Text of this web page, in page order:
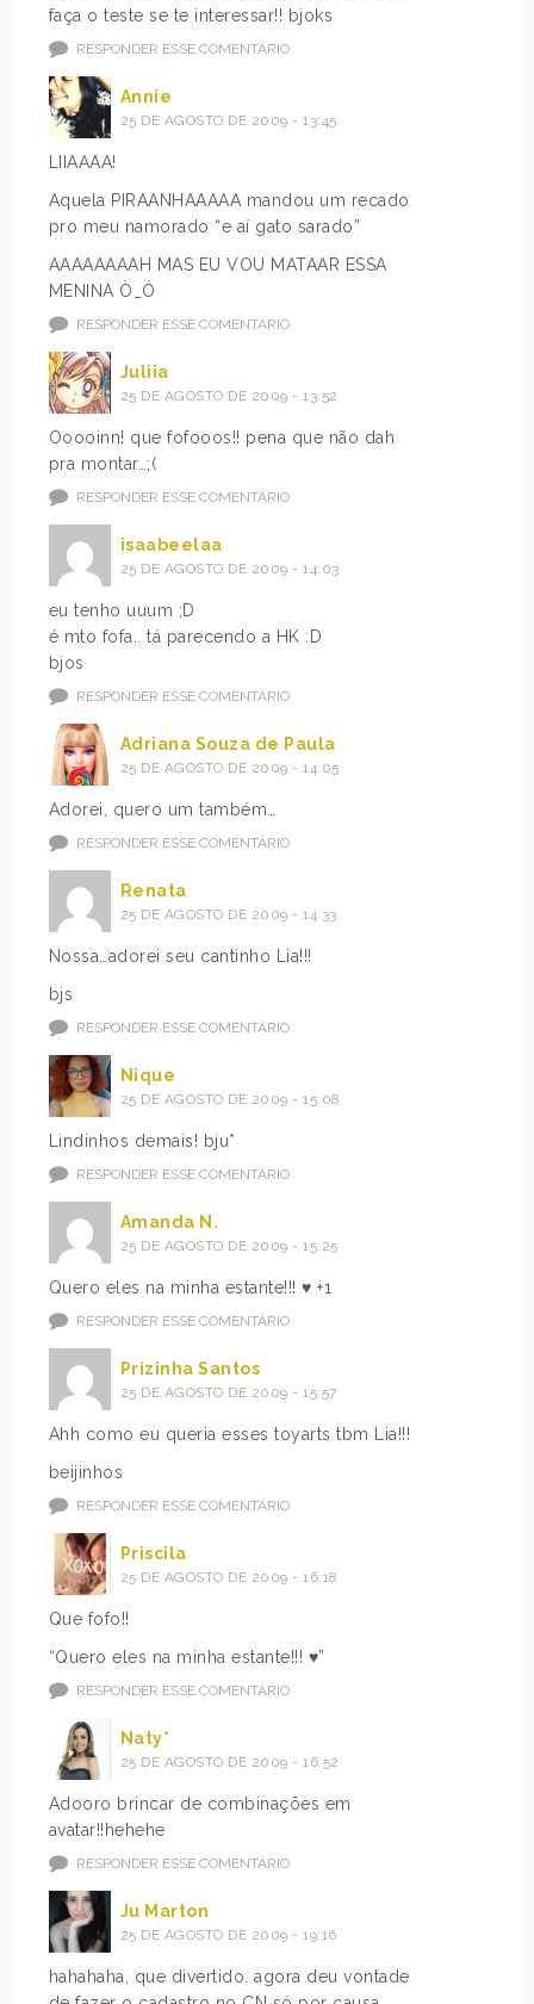
faça o teste se te interessar!! bjoks
RESPONDER ESSE COMENTÁRIO
Annie
25 DE AGOSTO DE 2009 - 13:45
LIIAAAA!
Aquela PIRAANHAAAAA mandou um recado
pro meu namorado “e aí gato sarado”
AAAAAAAAH MAS EU VOU MATAAR ESSA
MENINA Ò_Ó
RESPONDER ESSE COMENTÁRIO
Juliia
25 DE AGOSTO DE 2009 - 13:52
Ooooinn! que fofooos!! pena que não dah
pra montar…;(
RESPONDER ESSE COMENTÁRIO
isaabeelaa
25 DE AGOSTO DE 2009 - 14:03
eu tenho uuum ;D
é mto fofa.. tá parecendo a HK :D
bjos
RESPONDER ESSE COMENTÁRIO
Adriana Souza de Paula
25 DE AGOSTO DE 2009 - 14:05
Adorei, quero um também…
RESPONDER ESSE COMENTÁRIO
Renata
25 DE AGOSTO DE 2009 - 14:33
Nossa…adorei seu cantinho Lia!!!
bjs
RESPONDER ESSE COMENTÁRIO
Nique
25 DE AGOSTO DE 2009 - 15:08
Lindinhos demais! bju*
RESPONDER ESSE COMENTÁRIO
Amanda N.
25 DE AGOSTO DE 2009 - 15:25
Quero eles na minha estante!!! ♥ +1
RESPONDER ESSE COMENTÁRIO
Prizinha Santos
25 DE AGOSTO DE 2009 - 15:57
Ahh como eu queria esses toyarts tbm Lia!!!
beijinhos
RESPONDER ESSE COMENTÁRIO
Priscila
25 DE AGOSTO DE 2009 - 16:18
Que fofo!!
“Quero eles na minha estante!!! ♥”
RESPONDER ESSE COMENTÁRIO
Naty*
25 DE AGOSTO DE 2009 - 16:52
Adooro brincar de combinações em
avatar!!hehehe
RESPONDER ESSE COMENTÁRIO
Ju Marton
25 DE AGOSTO DE 2009 - 19:16
hahahaha, que divertido. agora deu vontade